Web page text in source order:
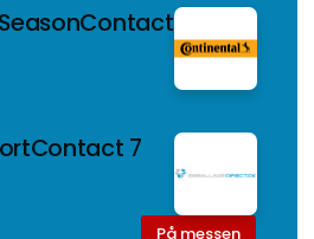
2
7
På messen